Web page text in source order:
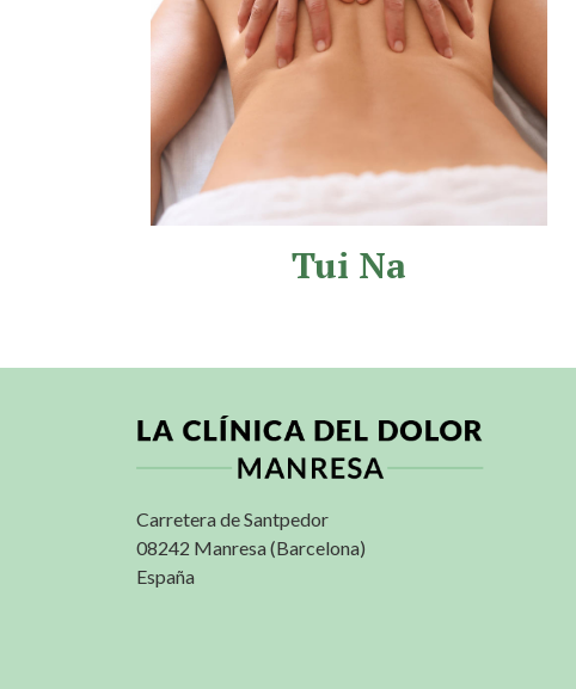
Tui Na
Carretera de Santpedor
08242 Manresa (Barcelona)
España